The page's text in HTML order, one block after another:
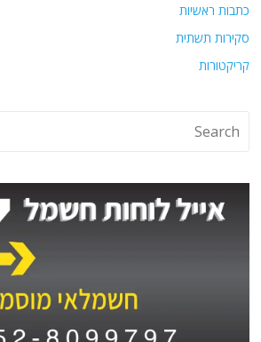
כתבות ראשיות
סקירות תשתית
קריקטורות